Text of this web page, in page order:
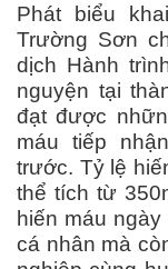
Phát biểu
Trường Sơn
dịch Hành
nguyện tại
đạt được
máu tiếp
trước. Tỷ lệ
thể tích từ
hiến máu
cá nhân mà